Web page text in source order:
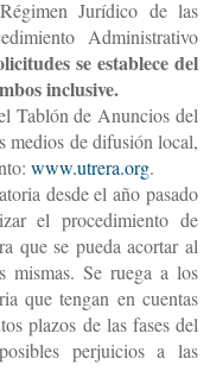
Jurídico de las
Administrativo
se establece del
inclusive.
Tablón de Anuncios del
medios de difusión local,
www.utrera.org.
desde el año pasado
el procedimiento de
que se pueda acortar al
mismas. Se ruega a los
que tengan en cuentas
plazos de las fases del
perjuicios a las